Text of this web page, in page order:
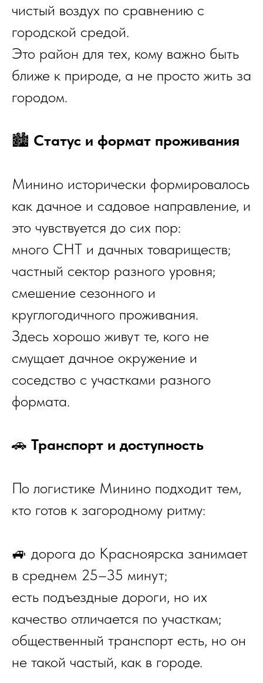
чистый воздух по сравнению с
городской средой.
Это район для тех, кому важно быть
ближе к природе, а не просто жить за
городом.
🏙 Статус и формат проживания
Минино исторически формировалось
как дачное и садовое направление, и
это чувствуется до сих пор:
много СНТ и дачных товариществ;
частный сектор разного уровня;
смешение сезонного и
круглогодичного проживания.
Здесь хорошо живут те, кого не
смущает дачное окружение и
соседство с участками разного
формата.
🚗 Транспорт и доступность
По логистике Минино подходит тем,
кто готов к загородному ритму:
🚙 дорога до Красноярска занимает
в среднем 25–35 минут;
есть подъездные дороги, но их
качество отличается по участкам;
общественный транспорт есть, но он
не такой частый, как в городе.